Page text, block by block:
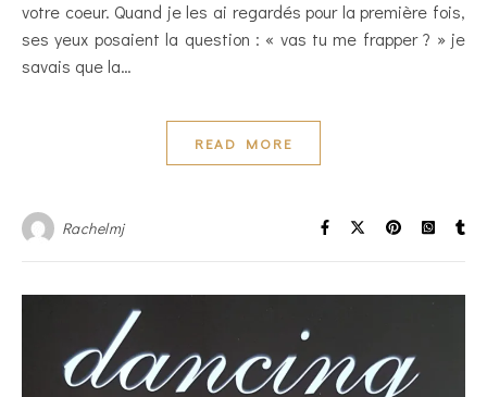
votre coeur. Quand je les ai regardés pour la première fois,
ses yeux posaient la question : « vas tu me frapper ? » je
savais que la…
READ MORE
Rachelmj